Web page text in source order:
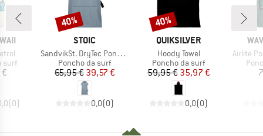
surf
(0)
MARCHIO
STOIC
Articolo
SandvikSt. DryTec Poncho
Gruppo di prodotti
Poncho da surf
Prezzo
65,95 €Prezzo ridotto
39,57 €
0,0(0)
Sconto
40%
MARCHIO
QUIKSILVER
Articolo
Hoody Towel
Gruppo di prodotti
Poncho da surf
Prezzo
59,95 €Prezzo ridotto
35,97 €
0,0(0)
Sconto
40%
Articolo
Airlite